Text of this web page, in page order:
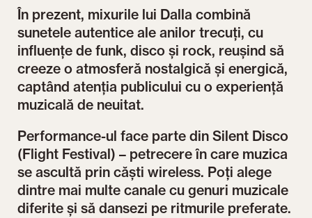
În prezent, mixurile lui Dalla combină
sunetele autentice ale anilor trecuți, cu
influențe de funk, disco și rock, reușind să
creeze o atmosferă nostalgică și energică,
captând atenția publicului cu o experiență
muzicală de neuitat.
Performance-ul face parte din Silent Disco
(Flight Festival) – petrecere în care muzica
se ascultă prin căști wireless. Poți alege
dintre mai multe canale cu genuri muzicale
diferite și să dansezi pe ritmurile preferate.